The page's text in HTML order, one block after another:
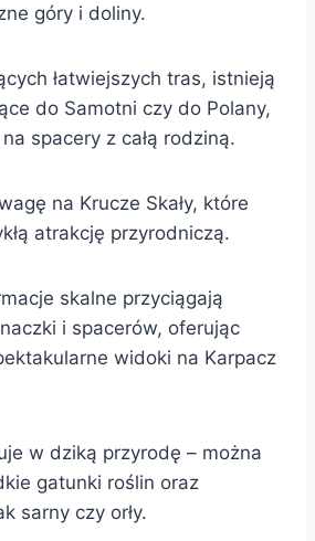
góry i doliny.
łatwiejszych tras, istnieją
do Samotni czy do Polany,
spacery z całą rodziną.
na Krucze Skały, które
atrakcję przyrodniczą.
skalne przyciągają
i spacerów, oferując
widoki na Karpacz
w dziką przyrodę – można
gatunki roślin oraz
sarny czy orły.